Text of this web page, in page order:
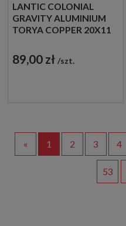
LANTIC COLONIAL
GRAVITY ALUMINIUM
TORYA COPPER 20X11
MOZAIKA ŚCIENNA W
BRĄZOWYM ODCIENIU
89,00 zł szt.
« 1 2 3 4
53